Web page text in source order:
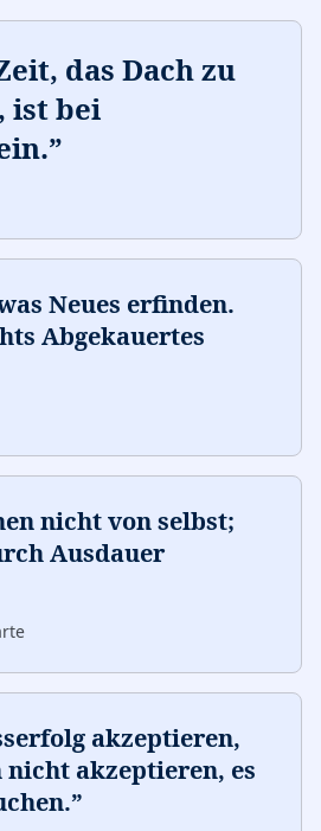
das Dach zu
ist bei
”
Neues erfinden.
Abgekauertes
nicht von selbst;
Ausdauer
akzeptieren,
akzeptieren, es
”